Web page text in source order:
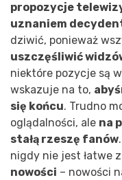
propozycje
uznaniem
dziwić, ponieważ
uszczęśliwić
niektóre pozycje są
wskazuje na to,
się końcu. Trudno
oglądalności, ale na
stałą rzeszę fanów
nigdy nie jest łatwe
nowości – nowości